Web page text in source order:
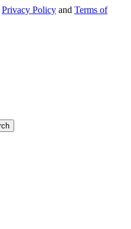
Privacy Policy and Terms of